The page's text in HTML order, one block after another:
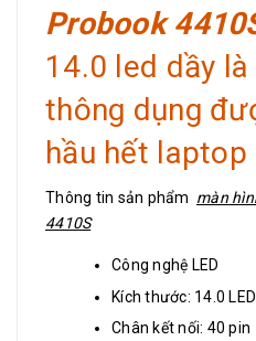
Probook
14.0 led dầy
thông dụng
hầu hết laptop
Thông tin sản phẩm màn
4410S
Công nghệ LED
Kích thước: 14.0 LED
Chân kết nối: 40 pin